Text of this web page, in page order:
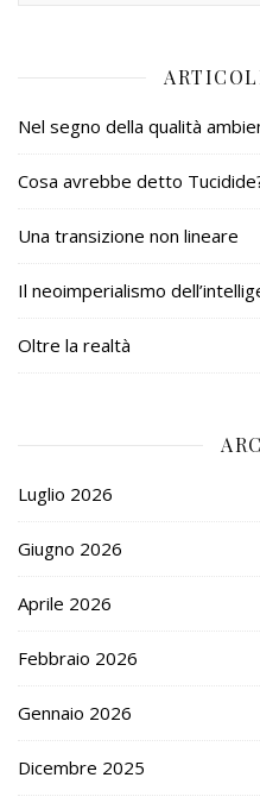
Nel segno della qualità
Cosa avrebbe detto
Una transizione non lineare
Il neoimperialismo
Oltre la realtà
Luglio 2026
Giugno 2026
Aprile 2026
Febbraio 2026
Gennaio 2026
Dicembre 2025